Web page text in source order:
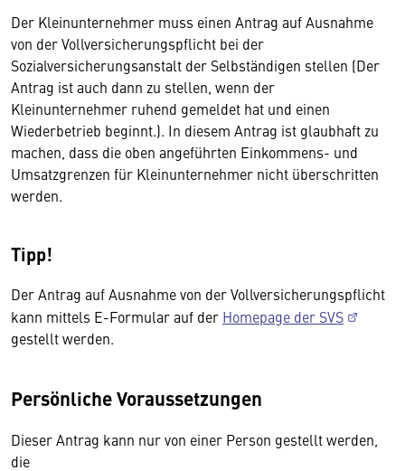
Der Kleinunternehmer muss einen Antrag auf Ausnahme
von der Vollversicherungspflicht bei der
Sozialversicherungsanstalt der Selbständigen stellen (Der
Antrag ist auch dann zu stellen, wenn der
Kleinunternehmer ruhend gemeldet hat und einen
Wiederbetrieb beginnt.). In diesem Antrag ist glaubhaft zu
machen, dass die oben angeführten Einkommens- und
Umsatzgrenzen für Kleinunternehmer nicht überschritten
werden.
Tipp!
Der Antrag auf Ausnahme von der Vollversicherungspflicht
kann mittels E-Formular auf der Homepage der SVS
gestellt werden.
Persönliche Voraussetzungen
Dieser Antrag kann nur von einer Person gestellt werden,
die